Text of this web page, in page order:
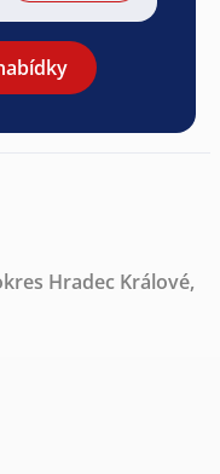
Hradec Králové,